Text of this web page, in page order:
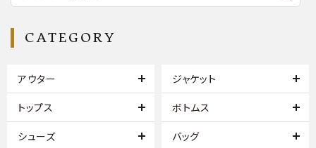
CATEGORY
アウター ジャケット
トップス ボトムス
シューズ バッグ